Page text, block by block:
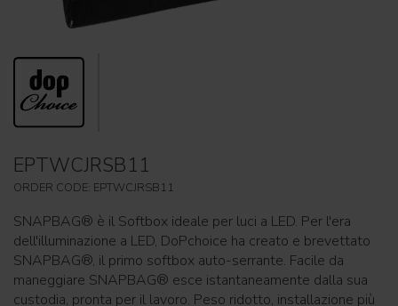
EPTWCJRSB11
ORDER CODE: EPTWCJRSB11
SNAPBAG® è il Softbox ideale per luci a LED. Per l'era
dell'illuminazione a LED, DoPchoice ha creato e brevettato
SNAPBAG®, il primo softbox auto-serrante. Facile da
maneggiare SNAPBAG® esce istantaneamente dalla sua
custodia, pronta per il lavoro. Peso ridotto, installazione più